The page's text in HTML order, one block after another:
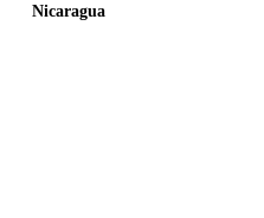
Nicaragua